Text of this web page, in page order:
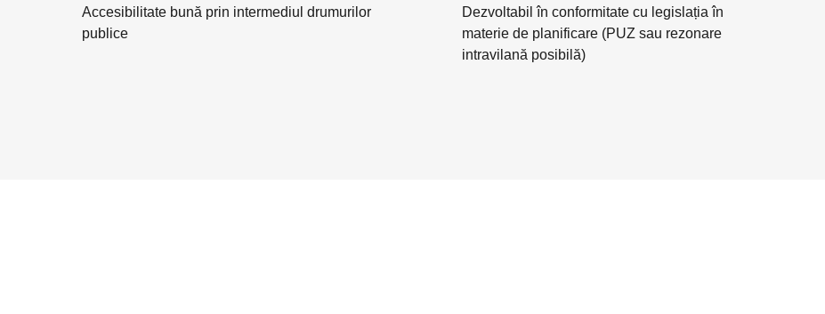
Accesibilitate bună prin intermediul drumurilor
publice
Dezvoltabil în conformitate cu legislația în
materie de planificare (PUZ sau rezonare
intravilană posibilă)